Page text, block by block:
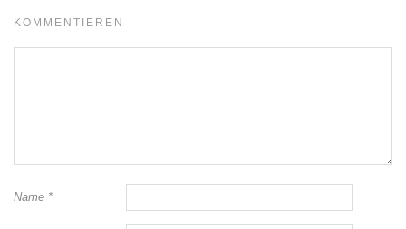
KOMMENTIEREN
Name *